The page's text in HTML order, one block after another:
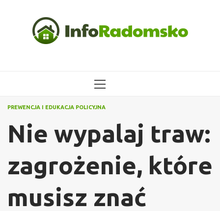
MENU
PREWENCJA I EDUKACJA POLICYJNA
Nie wypalaj traw:
zagrożenie, które
musisz znać